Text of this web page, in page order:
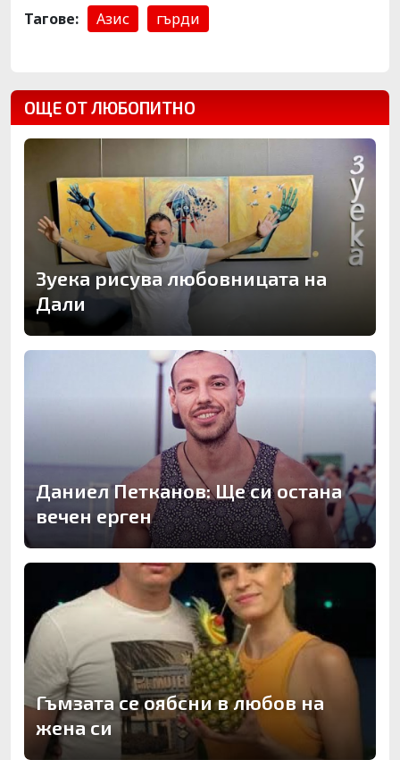
Тагове: Азис гърди
ОЩЕ ОТ ЛЮБОПИТНО
Зуека рисува любовницата на
Дали
Даниел Петканов: Ще си остана
вечен ерген
Гъмзата се оябсни в любов на
жена си